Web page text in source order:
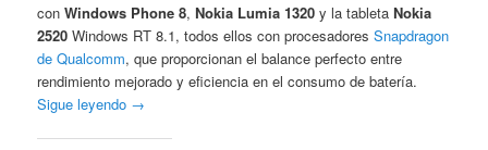
conWindows Phone 8,Nokia Lumia 1320 y la tabletaNokia
2520 Windows RT 8.1, todos ellos con procesadoresSnapdragon
de Qualcomm, que proporcionan el balance perfecto entre
rendimiento mejorado y eficiencia en el consumo de batería.
Sigue leyendo →